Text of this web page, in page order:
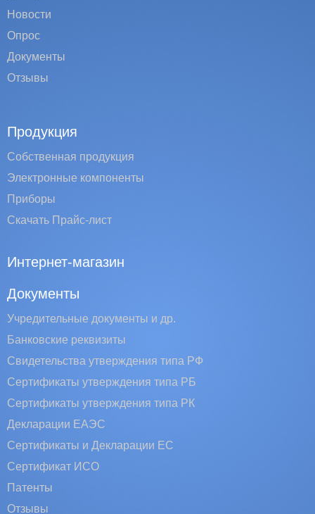
Новости
Опрос
Документы
Отзывы
Продукция
Собственная продукция
Электронные компоненты
Приборы
Скачать Прайс-лист
Интернет-магазин
Документы
Учредительные документы и др.
Банковские реквизиты
Свидетельства утверждения типа РФ
Сертификаты утверждения типа РБ
Сертификаты утверждения типа РК
Декларации ЕАЭС
Сертификаты и Декларации EC
Сертификат ИСО
Патенты
Отзывы